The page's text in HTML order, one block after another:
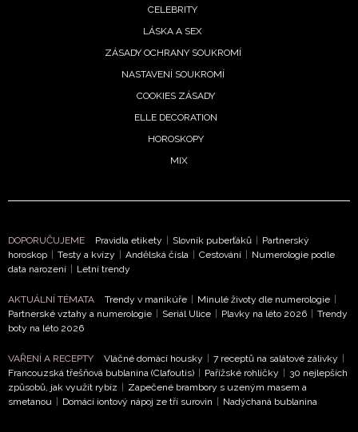
Přihlášením k newsletteru souhlasíte s
potvrzujete, že jste se seznámili se
- BurdaMedia Extra s.r.o. bude s
Vašimi údaji pracovat zejména k organizaci a
vyhodnocení akce a zasílání novinek.
soukromí BurdaMedia Extra s.r.o., zaškrtněte toto pole.
CELEBRITY
LÁSKA A SEX
ZÁSADY OCHRANY SOUKROMÍ
NASTAVENÍ SOUKROMÍ
COOKIES ZÁSADY
ELLE DECORATION
HOROSKOPY
MIX
DOPORUČUJEME Pravidla etikety Slovník puberťáků
Partnerský
horoskop
Testy a kvízy Andělská čísla Cestování
Numerologie podle
data narození
Letní trendy
AKTUÁLNÍ TÉMATA Trendy v manikúře Minulé životy dle numerologie
Partnerské vztahy a numerologie
Seriál Ulice Plavky na léto 2026
Trendy
boty na léto 2026
VAŘENÍ A RECEPTY Vláčné domácí housky 7 receptů na salátové zálivky
Francouzská třešňová bublanina (Clafoutis)
Pařížské rohlíčky
30 nejlepších
způsobů, jak využít rybíz
Zapečené brambory s uzeným masem a
smetanou
Domácí iontový nápoj ze tří surovin Nadýchaná bublanina